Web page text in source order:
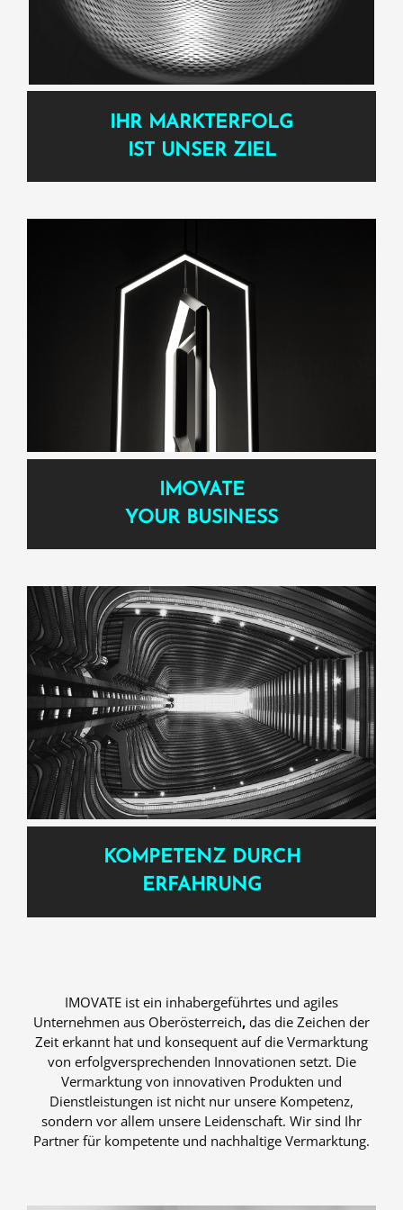
IHR MARKTERFOLG
IST UNSER ZIEL
IMOVATE
YOUR BUSINESS
KOMPETENZ DURCH
ERFAHRUNG
IMOVATE ist ein inhabergeführtes und agiles
Unternehmen aus Oberösterreich, das die Zeichen der
Zeit erkannt hat und konsequent auf die Vermarktung
von erfolgversprechenden Innovationen setzt. Die
Vermarktung von innovativen Produkten und
Dienstleistungen ist nicht nur unsere Kompetenz,
sondern vor allem unsere Leidenschaft. Wir sind Ihr
Partner für kompetente und nachhaltige Vermarktung.